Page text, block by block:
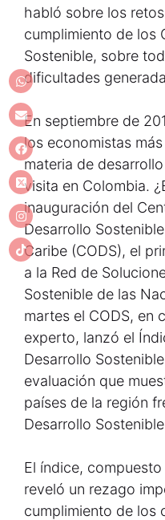
habló sobre los
cumplimiento de los
Sostenible, sobre
dificultades
En septiembre de
los economistas
materia de
visita en Colombia.
inauguración del
Desarrollo
Caribe (CODS), el
a la Red de
Sostenible de las
martes el CODS, en
experto, lanzó el
Desarrollo
evaluación que
países de la región
Desarrollo
El índice,
reveló un rezago
cumplimiento de los